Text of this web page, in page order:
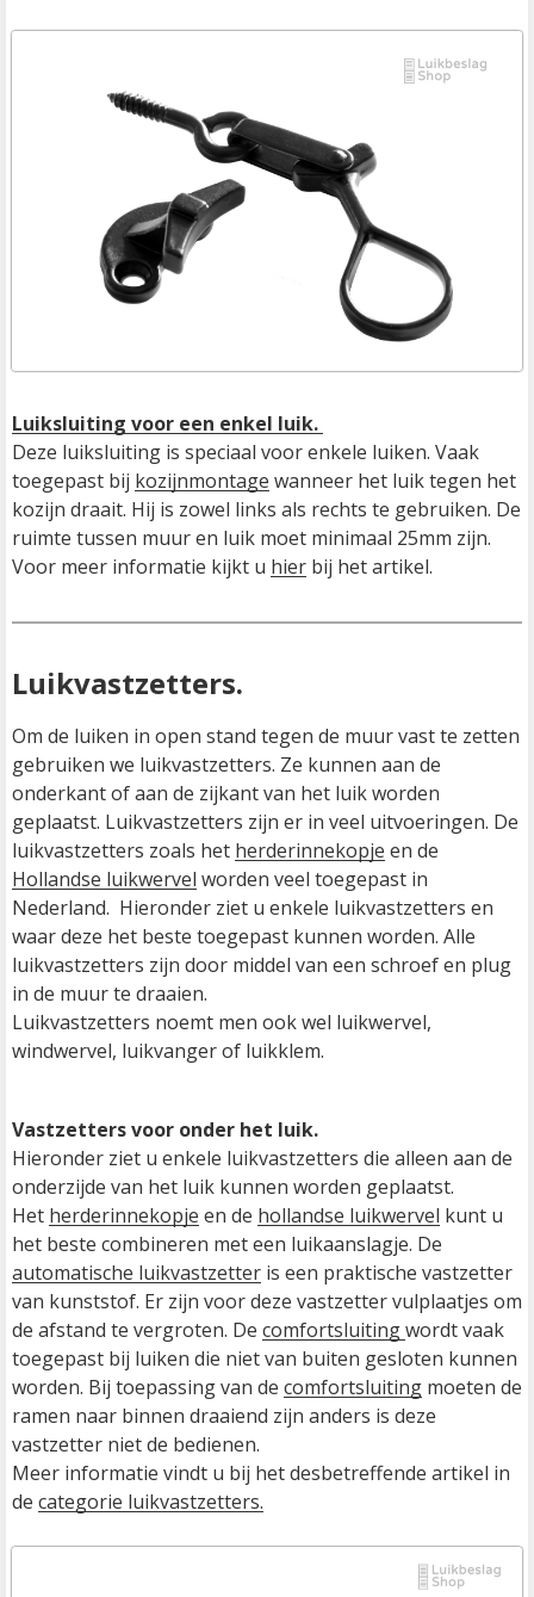
Luiksluiting voor een enkel luik.
Deze luiksluiting is speciaal voor enkele luiken. Vaak
toegepast bij kozijnmontage wanneer het luik tegen het
kozijn draait. Hij is zowel links als rechts te gebruiken. De
ruimte tussen muur en luik moet minimaal 25mm zijn.
Voor meer informatie kijkt u hier bij het artikel.
Luikvastzetters.
Om de luiken in open stand tegen de muur vast te zetten
gebruiken we luikvastzetters. Ze kunnen aan de
onderkant of aan de zijkant van het luik worden
geplaatst. Luikvastzetters zijn er in veel uitvoeringen. De
luikvastzetters zoals het herderinnekopje
Hollandse luikwervel worden veel toegepast in
Nederland.  Hieronder ziet u enkele luikvastzetters en
waar deze het beste toegepast kunnen worden. Alle
luikvastzetters zijn door middel van een schroef en plug
Luikvastzetters noemt men ook wel luikwervel,
windwervel, luikvanger of luikklem.
Vastzetters voor onder het luik.
Hieronder ziet u enkele luikvastzetters die alleen aan de
onderzijde van het luik kunnen worden geplaatst.
Het herderinnekopje en de hollandse luikwervel kunt u
automatische luikvastzetter is een praktische vastzetter
van kunststof. Er zijn voor deze vastzetter vulplaatjes om
de afstand te vergroten. De comfortsluiting wordt vaak
toegepast bij luiken die niet van buiten gesloten kunnen
worden. Bij toepassing van de comfortsluiting moeten de
ramen naar binnen draaiend zijn anders is deze
vastzetter niet de bedienen.
Meer informatie vindt u bij het desbetreffende artikel in
de categorie luikvastzetters.